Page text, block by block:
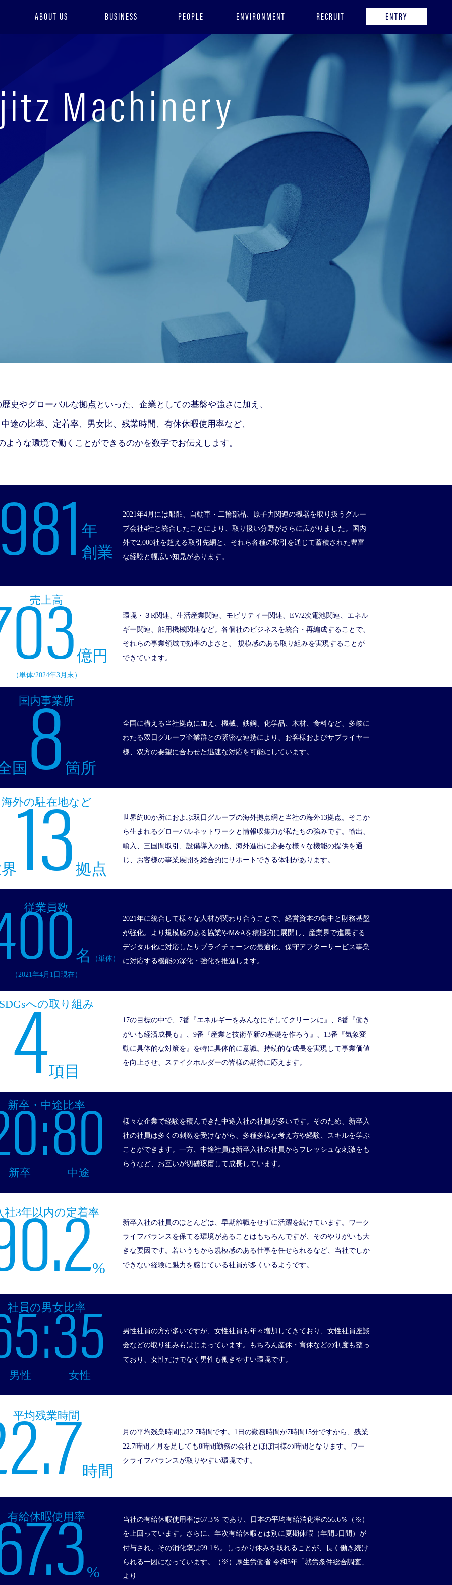
ABOUT US BUSINESS PEOPLE ENVIRONMENT RECRUIT ENTRY
Machinery
史やグローバルな拠点といった、 企業としての基盤や強さに加え、
途の比率、 定着率、男女比、残業時間、有休休暇使用率など、
ような環境で働くことができるのかを数字でお伝えします。
年
創業
2021年4月には船舶、自動車・二輪部品、原子力関連の機器を取り扱うグルー
プ会社4社と統合したことにより、取り扱い分野がさらに広がりました。国内
外で2,000社を超える取引先網と、それら各種の取引を通じて蓄積された豊富
な経験と幅広い知見があります。
売上高
億円
（単体/2024年3月末）
環境・３R関連、生活産業関連、モビリティー関連、EV/2次電池関連、エネル
ギー関連、舶用機械関連など。各個社のビジネスを統合・再編成することで、
それらの事業領域で効率のよさと、 規模感のある取り組みを実現することが
できています。
国内事業所
国8箇所
全国に構える当社拠点に加え、機械、鉄鋼、化学品、木材、食料など、多岐に
わたる双日グループ企業群との緊密な連携により、お客様およびサプライヤー
様、双方の要望に合わせた迅速な対応を可能にしています。
海外の駐在地など
13拠点
世界約80か所におよぶ双日グループの海外拠点網と当社の海外13拠点。そこか
ら生まれるグローバルネットワークと情報収集力が私たちの強みです。輸出、
輸入、三国間取引、設備導入の他、海外進出に必要な様々な機能の提供を通
じ、お客様の事業展開を総合的にサポートできる体制があります。
従業員数
名
（単体）
（2021年4月1日現在）
2021年に統合して様々な人材が関わり合うことで、経営資本の集中と財務基盤
が強化。より規模感のある協業やM&Aを積極的に展開し、産業界で進展する
デジタル化に対応したサプライチェーンの最適化、保守アフターサービス事業
に対応する機能の深化・強化を推進します。
への取り組み
4項目
17の目標の中で、7番『エネルギーをみんなにそしてクリーンに』、8番『働き
がいも経済成長も』、9番『産業と技術革新の基礎を作ろう』、13番『気象変
動に具体的な対策を』を特に具体的に意識。持続的な成長を実現して事業価値
を向上させ、ステイクホルダーの皆様の期待に応えます。
新卒・中途比率
新卒
80
中途
様々な企業で経験を積んできた中途入社の社員が多いです。そのため、新卒入
社の社員は多くの刺激を受けながら、多種多様な考え方や経験、スキルを学ぶ
ことができます。一方、中途社員は新卒入社の社員からフレッシュな刺激をも
らうなど、お互いが切磋琢磨して成長しています。
社3年以内の定着率
%
新卒入社の社員のほとんどは、早期離職をせずに活躍を続けています。ワーク
ライフバランスを保てる環境があることはもちろんですが、そのやりがいも大
きな要因です。若いうちから規模感のある仕事を任せられるなど、当社でしか
できない経験に魅力を感じている社員が多くいるようです。
社員の男女比率
男性
35
女性
男性社員の方が多いですが、女性社員も年々増加してきており、女性社員座談
会などの取り組みもはじまっています。もちろん産休・育休などの制度も整っ
ており、女性だけでなく男性も働きやすい環境です。
平均残業時間
時間
月の平均残業時間は22.7時間です。1日の勤務時間が7時間15分ですから、残業
22.7時間／月を足しても8時間勤務の会社とほぼ同様の時間となります。ワー
クライフバランスが取りやすい環境です。
有給休暇使用率
%
当社の有給休暇使用率は67.3％ であり、日本の平均有給消化率の56.6％（※）
を上回っています。さらに、年次有給休暇とは別に夏期休暇（年間5日間）が
付与され、その消化率は99.1％。しっかり休みを取れることが、長く働き続け
られる一因になっています。
（※）厚生労働省 令和3年「就労条件総合調査」
より